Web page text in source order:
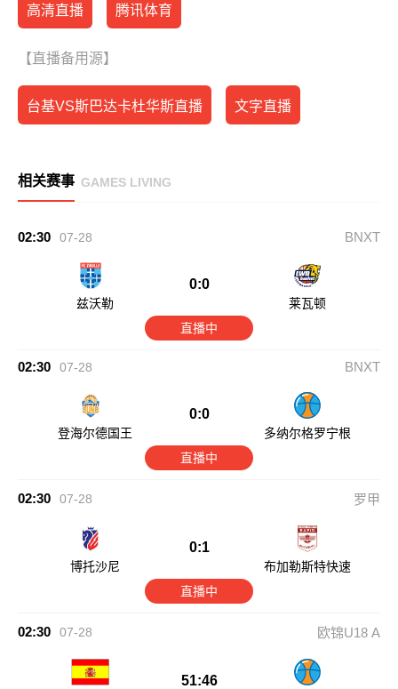
高清直播 腾讯体育
【直播备用源】
台基VS斯巴达卡杜华斯直播 文字直播
相关赛事 GAMES LIVING
02:30 07-28 BNXT
兹沃勒
0:0
莱瓦顿
直播中
02:30 07-28 BNXT
登海尔德国王
0:0
多纳尔格罗宁根
直播中
02:30 07-28 罗甲
博托沙尼
0:1
布加勒斯特快速
直播中
02:30 07-28 欧锦U18 A
51:46